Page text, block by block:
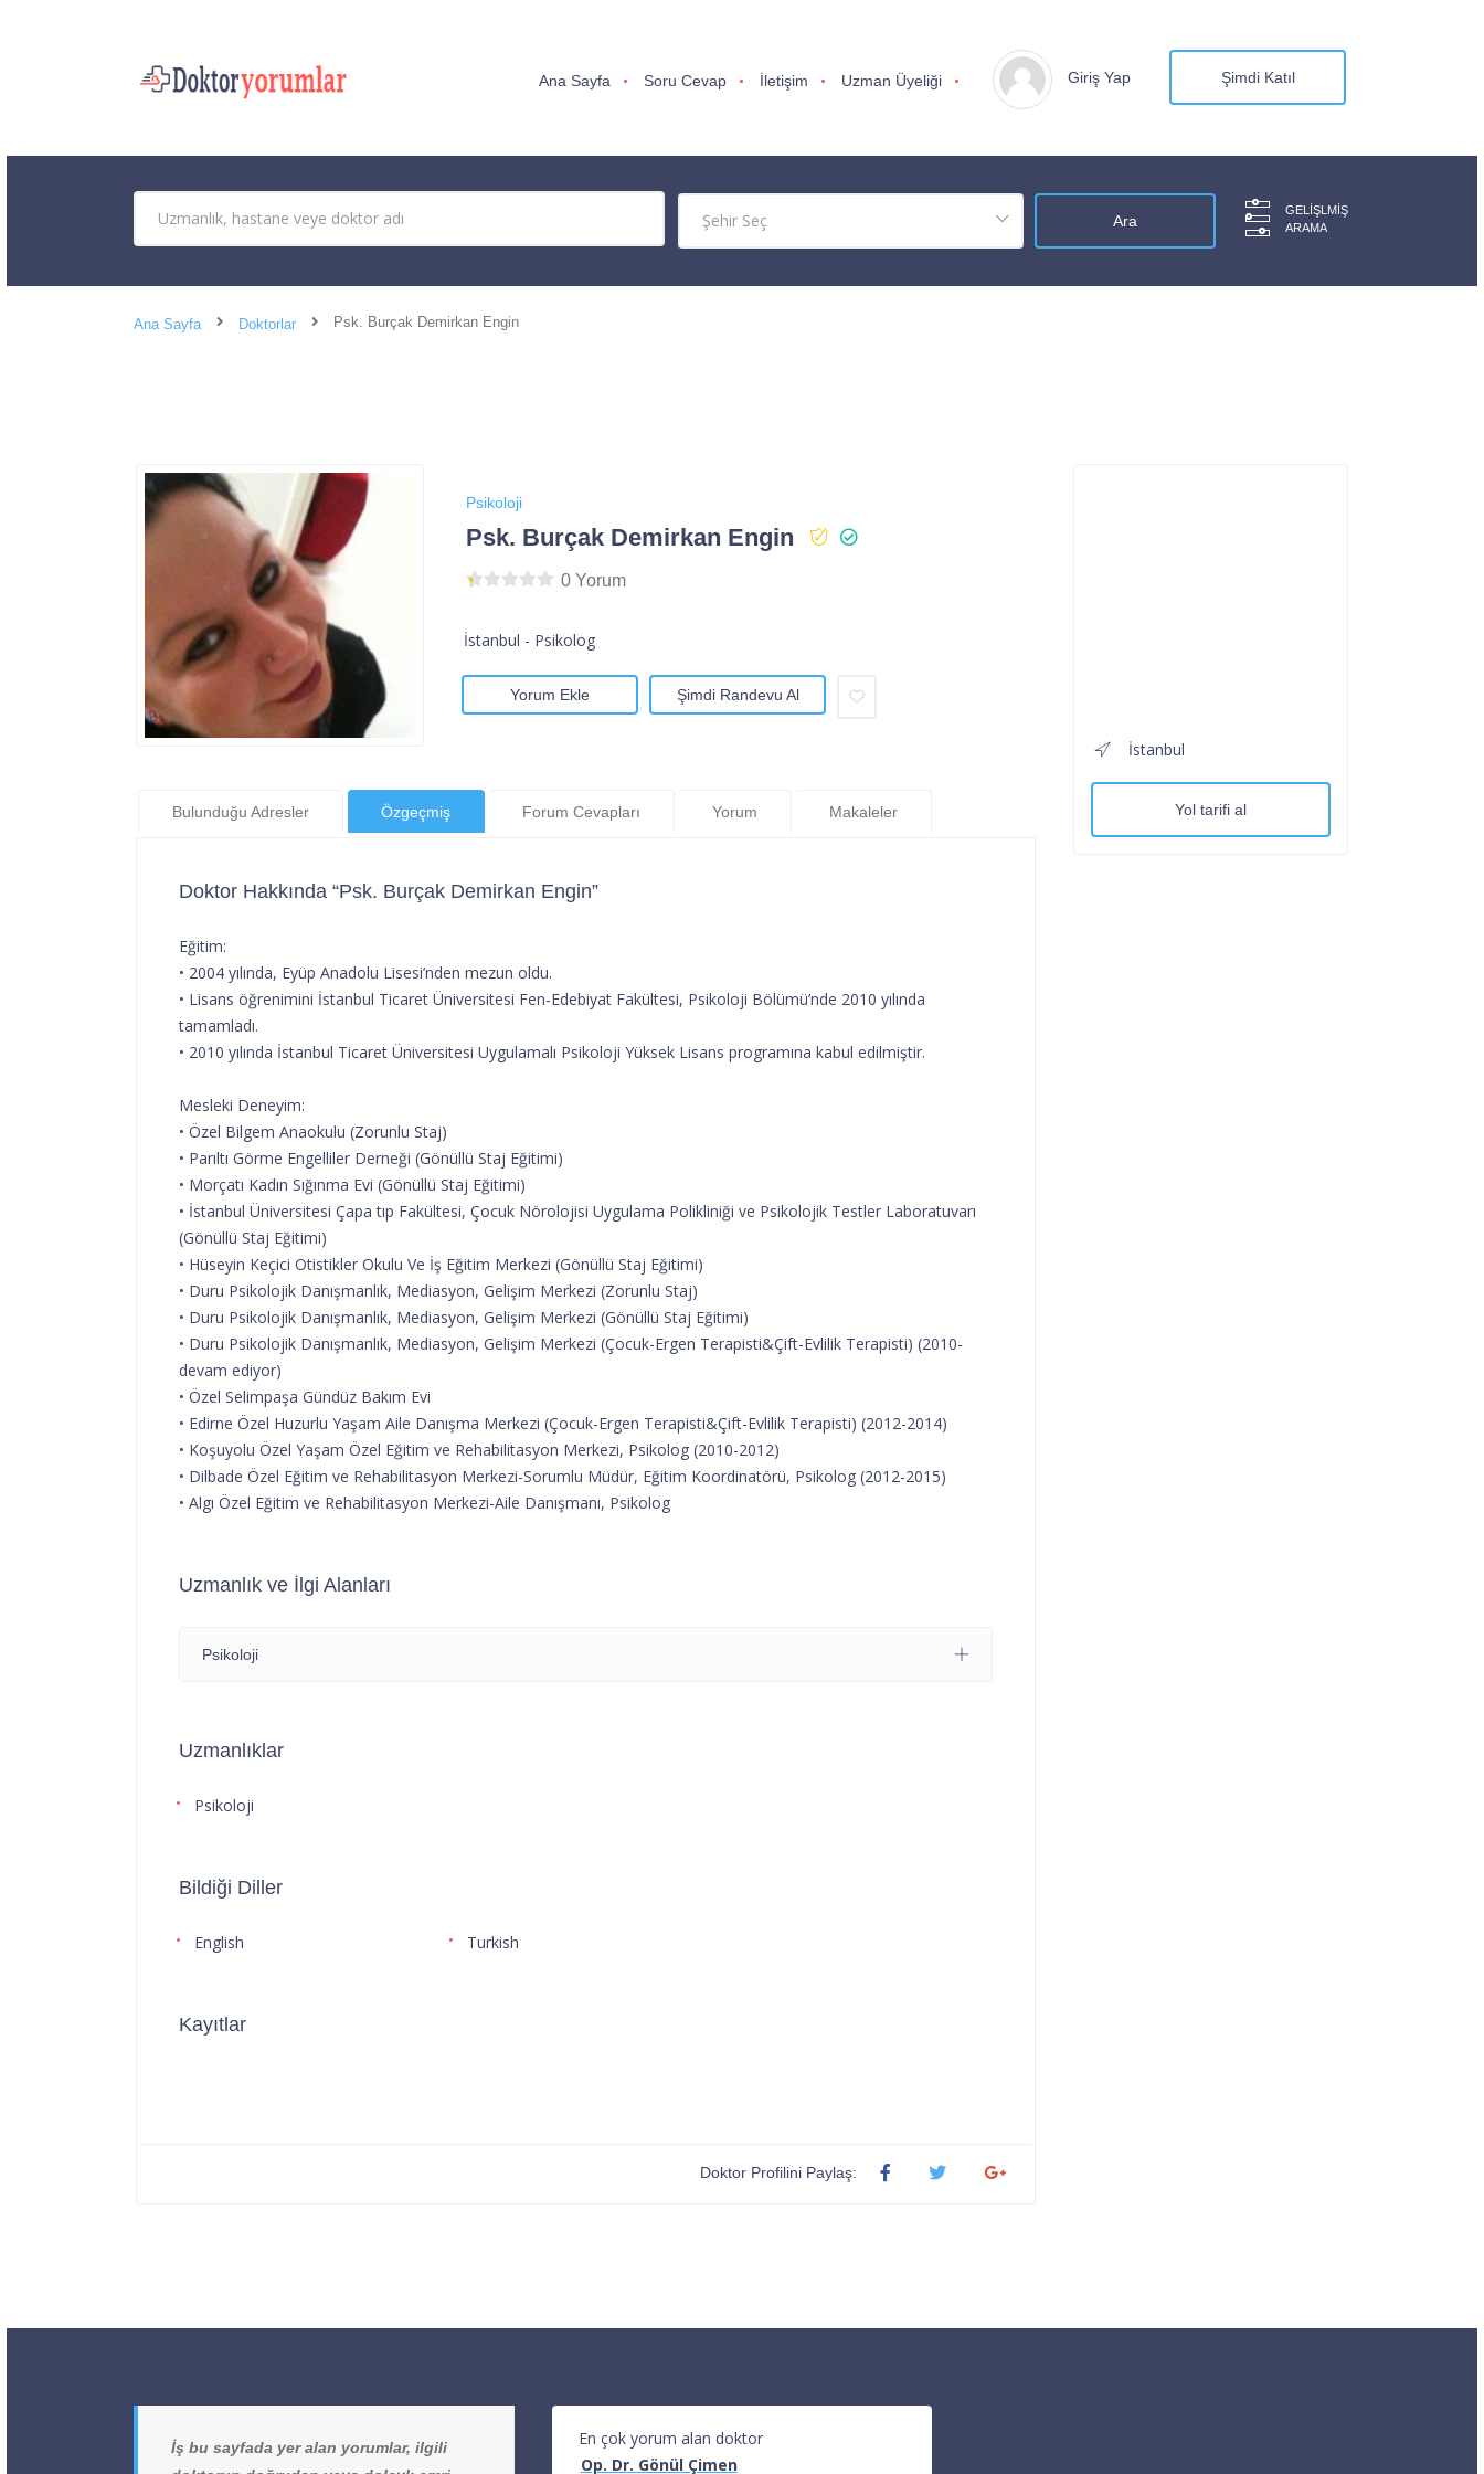
Ana Sayfa Soru Cevap İletişim Uzman Üyeliği Giriş Yap Şimdi Katıl
GELIŞLMIŞ
ARAMA
Ana Sayfa Doktorlar Psk. Burçak Demirkan Engin
Psikoloji
Psk. Burçak Demirkan Engin
0 Yorum
İstanbul - Psikolog
Yorum Ekle Şimdi Randevu Al
Bulunduğu Adresler Özgeçmiş Forum Cevapları Yorum Makaleler
Doktor Hakkında “Psk. Burçak Demirkan Engin”
Eğitim:
• 2004 yılında, Eyüp Anadolu Lisesi’nden mezun oldu.
• Lisans öğrenimini İstanbul Ticaret Üniversitesi Fen-Edebiyat Fakültesi, Psikoloji Bölümü’nde 2010 yılında
tamamladı.
• 2010 yılında İstanbul Ticaret Üniversitesi Uygulamalı Psikoloji Yüksek Lisans programına kabul edilmiştir.
Mesleki Deneyim:
• Özel Bilgem Anaokulu (Zorunlu Staj)
• Parıltı Görme Engelliler Derneği (Gönüllü Staj Eğitimi)
• Morçatı Kadın Sığınma Evi (Gönüllü Staj Eğitimi)
• İstanbul Üniversitesi Çapa tıp Fakültesi, Çocuk Nörolojisi Uygulama Polikliniği ve Psikolojik Testler Laboratuvarı
(Gönüllü Staj Eğitimi)
• Hüseyin Keçici Otistikler Okulu Ve İş Eğitim Merkezi (Gönüllü Staj Eğitimi)
• Duru Psikolojik Danışmanlık, Mediasyon, Gelişim Merkezi (Zorunlu Staj)
• Duru Psikolojik Danışmanlık, Mediasyon, Gelişim Merkezi (Gönüllü Staj Eğitimi)
• Duru Psikolojik Danışmanlık, Mediasyon, Gelişim Merkezi (Çocuk-Ergen Terapisti&Çift-Evlilik Terapisti) (2010-
devam ediyor)
• Özel Selimpaşa Gündüz Bakım Evi
• Edirne Özel Huzurlu Yaşam Aile Danışma Merkezi (Çocuk-Ergen Terapisti&Çift-Evlilik Terapisti) (2012-2014)
• Koşuyolu Özel Yaşam Özel Eğitim ve Rehabilitasyon Merkezi, Psikolog (2010-2012)
• Dilbade Özel Eğitim ve Rehabilitasyon Merkezi-Sorumlu Müdür, Eğitim Koordinatörü, Psikolog (2012-2015)
• Algı Özel Eğitim ve Rehabilitasyon Merkezi-Aile Danışmanı, Psikolog
Uzmanlık ve İlgi Alanları
Psikoloji
Uzmanlıklar
Psikoloji
Bildiği Diller
English Turkish
Kayıtlar
Doktor Profilini Paylaş:
İstanbul
Yol tarifi al
İş bu sayfada yer alan yorumlar, ilgili
En çok yorum alan doktor
Op. Dr. Gönül Çimen